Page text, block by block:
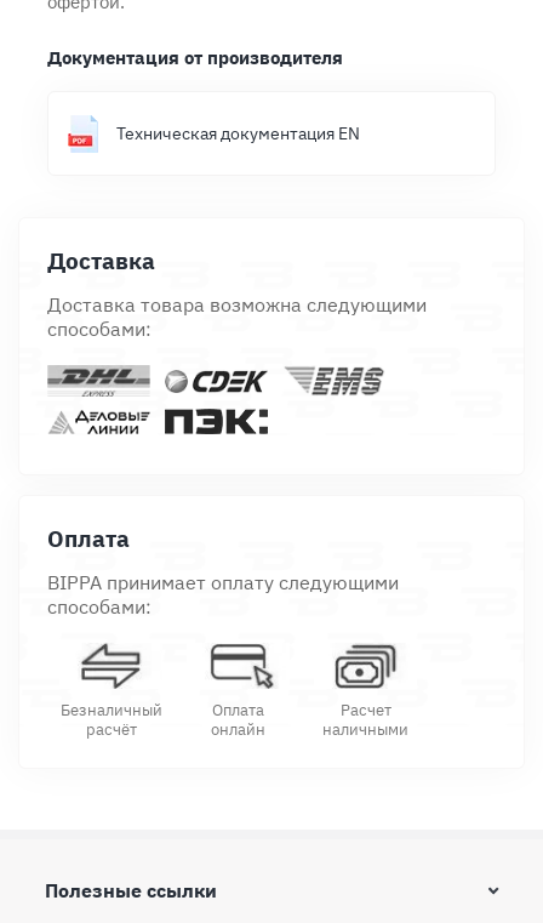
Документация от производителя
Техническая документация EN
Доставка
Доставка товара возможна следующими
способами:
Оплата
BIPPA принимает оплату следующими
способами:
Безналичный
расчёт
Оплата
онлайн
Расчет
наличными
Полезные ссылки